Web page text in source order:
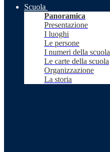
Scuola
Panoramica
Presentazione
I luoghi
Le persone
I numeri della scuola
Le carte della scuola
Organizzazione
La storia